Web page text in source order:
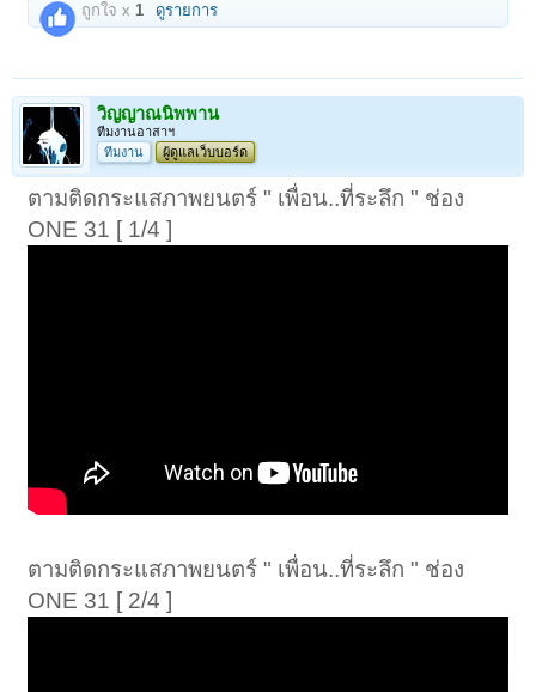
ถูกใจ x1 ดูรายการ
วิญญาณนิพพาน
ทีมงานอาสาฯ
ทีมงาน
ผู้ดูแลเว็บบอร์ด
ตามติดกระแสภาพยนตร์ " เพื่อน..ที่ระลึก " ช่อง
ONE 31 [ 1/4 ]
ตามติดกระแสภาพยนตร์ " เพื่อน..ที่ระลึก " ช่อง
ONE 31 [ 2/4 ]